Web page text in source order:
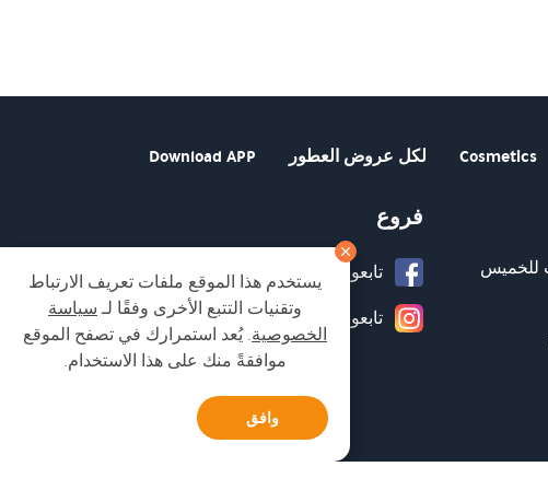
Cosmetics لكل عروض العطور Download APP
فروع
تابعونا على صفحة الفيسبوك
تابعونا على انستغرام
يستخدم هذا الموقع ملفات تعريف الارتباط
وتقنيات التتبع الأخرى وفقًا لـسياسة
الخصوصية. يُعد استمرارك في تصفح الموقع
موافقةً منك على هذا الاستخدام.
وافق